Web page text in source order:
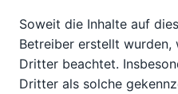
Soweit die Inhalte auf
Betreiber erstellt
Dritter beachtet.
Dritter als solche